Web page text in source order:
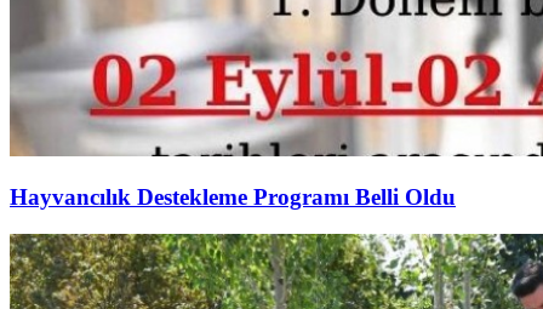
Hayvancılık Destekleme Programı Belli Oldu